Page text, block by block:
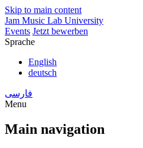
Skip to main content
Jam Music Lab University
Events Jetzt bewerben
Sprache
English
deutsch
فارسی
Menu
Main navigation